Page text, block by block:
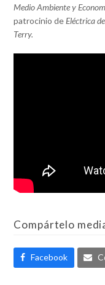
Medio Ambiente y
patrocinio de Eléctrica
Terry.
Compártelo
Facebook